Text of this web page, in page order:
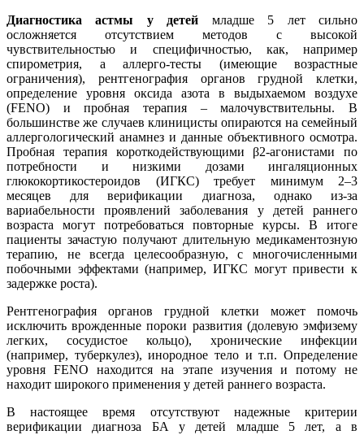
Диагностика астмы у детей младше 5 лет сильно
осложняется отсутствием методов с высокой
чувствительностью и специфичностью, как, например
спирометрия, а аллерго-тесты (имеющие возрастные
ограничения), рентгенография органов грудной клетки,
определение уровня оксида азота в выдыхаемом воздухе
(FENO) и пробная терапия – малочувствительны. В
большинстве же случаев клиницисты опираются на семейный
аллергологический анамнез и данные объективного осмотра.
Пробная терапия короткодействующими β2-агонистами по
потребности и низкими дозами ингаляционных
глюкокортикостероидов (ИГКС) требует минимум 2–3
месяцев для верификации диагноза, однако из-за
вариабельности проявлений заболевания у детей раннего
возраста могут потребоваться повторные курсы. В итоге
пациенты зачастую получают длительную медикаментозную
терапию, не всегда целесообразную, с многочисленными
побочными эффектами (например, ИГКС могут привести к
задержке роста).
Рентгенография органов грудной клетки может помочь
исключить врожденные пороки развития (долевую эмфизему
легких, сосудистое кольцо), хронические инфекции
(например, туберкулез), инородное тело и т.п. Определение
уровня FENO находится на этапе изучения и потому не
находит широкого применения у детей раннего возраста.
В настоящее время отсутствуют надежные критерии
верификации диагноза БА у детей младше 5 лет, а в